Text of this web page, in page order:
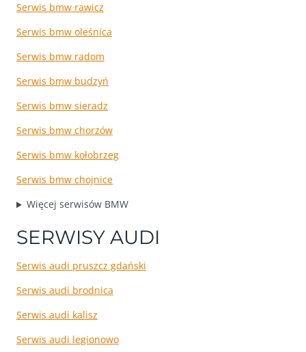
Serwis bmw rawicz
Serwis bmw oleśnica
Serwis bmw radom
Serwis bmw budzyń
Serwis bmw sieradz
Serwis bmw chorzów
Serwis bmw kołobrzeg
Serwis bmw chojnice
Więcej serwisów BMW
SERWISY AUDI
Serwis audi pruszcz gdański
Serwis audi brodnica
Serwis audi kalisz
Serwis audi legionowo